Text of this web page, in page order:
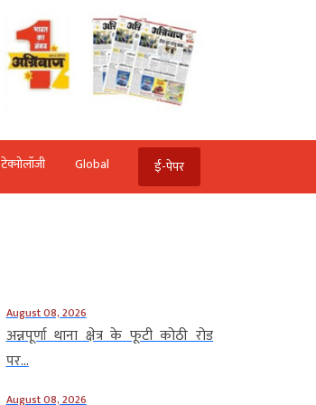
टेक्‍नोलॉजी Global ई-पेपर
August 08, 2026
अन्नपूर्णा थाना क्षेत्र के फूटी कोठी रोड
पर...
August 08, 2026